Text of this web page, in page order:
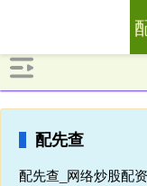
配先查
配先查_网络炒股配